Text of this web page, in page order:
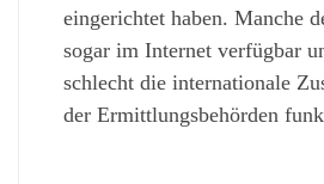
eingerichtet haben. Manche
sogar im Internet verfügbar
schlecht die internationale
der Ermittlungsbehörden